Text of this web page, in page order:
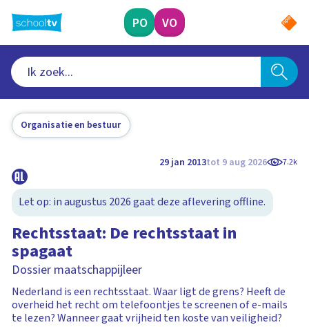
naar
hoofdinhoud
PO VO
Organisatie en bestuur
29 jan 2013tot 9 aug 2026 7.2k
Let op: in augustus 2026 gaat deze aflevering offline.
Rechtsstaat: De rechtsstaat in
spagaat
Dossier maatschappijleer
Nederland is een rechtsstaat. Waar ligt de grens? Heeft de
overheid het recht om telefoontjes te screenen of e-mails
te lezen? Wanneer gaat vrijheid ten koste van veiligheid?